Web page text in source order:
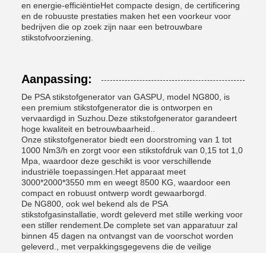
en energie-efficiëntieHet compacte design, de certificering
en de robuuste prestaties maken het een voorkeur voor
bedrijven die op zoek zijn naar een betrouwbare
stikstofvoorziening.
Aanpassing:
De PSA stikstofgenerator van GASPU, model NG800, is
een premium stikstofgenerator die is ontworpen en
vervaardigd in Suzhou.Deze stikstofgenerator garandeert
hoge kwaliteit en betrouwbaarheid..
Onze stikstofgenerator biedt een doorstroming van 1 tot
1000 Nm3/h en zorgt voor een stikstofdruk van 0,15 tot 1,0
Mpa, waardoor deze geschikt is voor verschillende
industriële toepassingen.Het apparaat meet
3000*2000*3550 mm en weegt 8500 KG, waardoor een
compact en robuust ontwerp wordt gewaarborgd.
De NG800, ook wel bekend als de PSA
stikstofgasinstallatie, wordt geleverd met stille werking voor
een stiller rendement.De complete set van apparatuur zal
binnen 45 dagen na ontvangst van de voorschot worden
geleverd., met verpakkingsgegevens die de veilige